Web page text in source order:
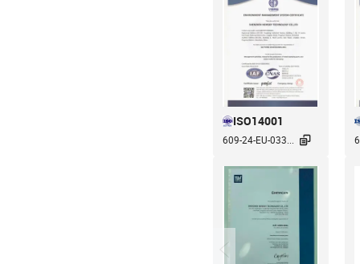
ISO14001
609-24-EU-033... 